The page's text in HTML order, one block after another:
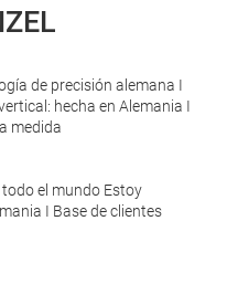
de precisión alemana I
hecha en Alemania I
medida
el mundo Estoy
I Base de clientes